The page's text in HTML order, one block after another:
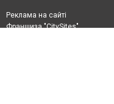
Реклама на сайті
Франшиза "CitySites"